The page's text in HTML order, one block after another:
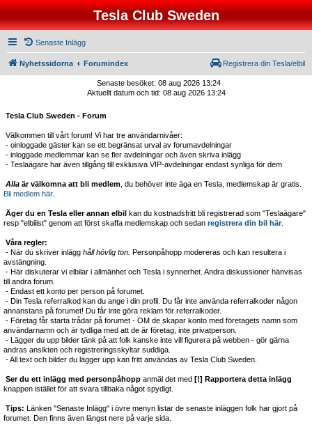
Tesla Club Sweden
Senaste Inlägg
Nyhetssidorna Forumindex Registrera din Tesla/elbil
Senaste besöket: 08 aug 2026 13:24
Aktuellt datum och tid: 08 aug 2026 13:24
Tesla Club Sweden - Forum
Välkommen till vårt forum! Vi har tre användarnivåer:
- oinloggade gäster kan se ett begränsat urval av forumavdelningar
- inloggade medlemmar kan se fler avdelningar och även skriva inlägg
- Teslaägare har även tillgång till exklusiva VIP-avdelningar endast synliga för dem
Alla är välkomna att bli medlem , du behöver inte äga en Tesla, medlemskap är gratis.
Bli medlem här
Äger du en Tesla eller annan elbil kan du kostnadsfritt bli registrerad som "Teslaägare"
resp "elbilist" genom att först skaffa medlemskap och sedan registrera din bil här.
Våra regler:
- När du skriver inlägg håll hövlig ton. Personpåhopp modereras och kan resultera i
avstängning.
- Här diskuterar vi elbilar i allmänhet och Tesla i synnerhet. Andra diskussioner hänvisas
till andra forum.
- Endast ett konto per person på forumet.
- Din Tesla referralkod kan du ange i din profil. Du får inte använda referralkoder någon
annanstans på forumet! Du får inte göra reklam för referralkoder.
- Företag får starta trådar på forumet - OM de skapar konto med företagets namn som
användarnamn och är tydliga med att de är företag, inte privatperson.
- Lägger du upp bilder tänk på att folk kanske inte vill figurera på webben - gör gärna
andras ansikten och registreringsskyltar suddiga.
- All text och bilder du lägger upp kan fritt användas av Tesla Club Sweden.
Ser du ett inlägg med personpåhopp anmäl det med [!] Rapportera detta inlägg
knappen istället för att svara tillbaka något spydigt.
Tips: Länken "Senaste Inlägg" i övre menyn listar de senaste inläggen folk har gjort på
forumet. Den finns även längst nere på varje sida.